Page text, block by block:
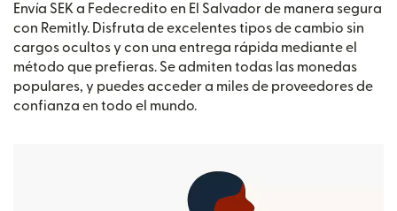
Envía SEK a Fedecredito en El Salvador de manera segura
con Remitly. Disfruta de excelentes tipos de cambio sin
cargos ocultos y con una entrega rápida mediante el
método que prefieras. Se admiten todas las monedas
populares, y puedes acceder a miles de proveedores de
confianza en todo el mundo.